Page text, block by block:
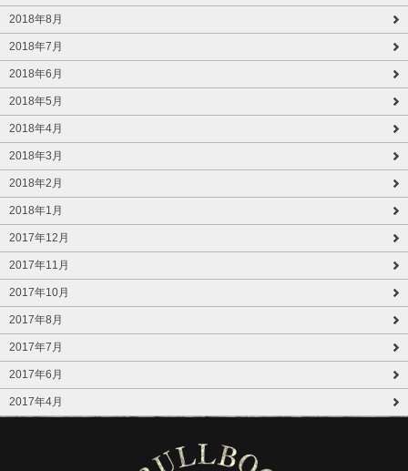
2018年8月
2018年7月
2018年6月
2018年5月
2018年4月
2018年3月
2018年2月
2018年1月
2017年12月
2017年11月
2017年10月
2017年8月
2017年7月
2017年6月
2017年4月